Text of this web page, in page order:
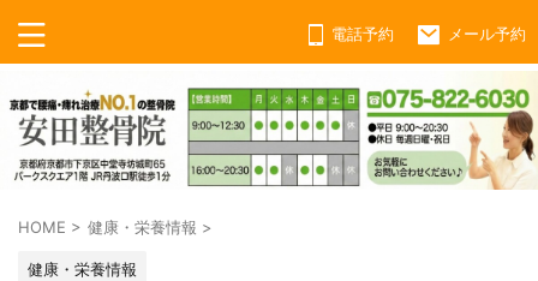
電話予約 メール予約
HOME > 健康・栄養情報 >
健康・栄養情報